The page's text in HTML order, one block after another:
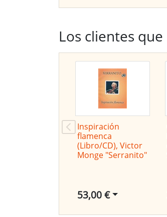
Los clientes
Inspiración
flamenca
(Libro/CD), Victor
Monge "Serranito"
53,00 €